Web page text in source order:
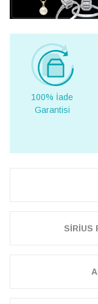
100% İade
Garantisi
SİRİUS